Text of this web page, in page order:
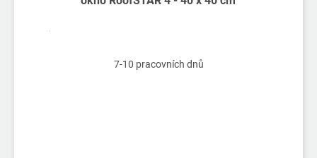
7-10 pracovních dnů